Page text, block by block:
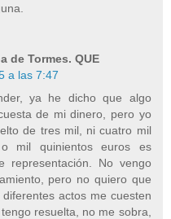
de Tormes. QUE
a las 7:47
ya he dicho que algo
de mi dinero, pero yo
de tres mil, ni cuatro mil
mil quinientos euros es
representación. No vengo
pero no quiero que
actos me cuesten
resuelta, no me sobra,